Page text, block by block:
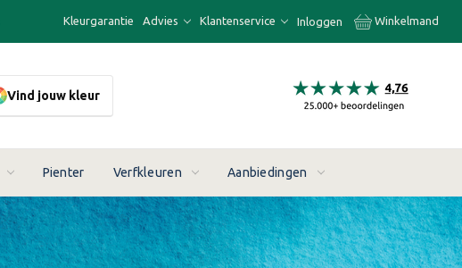
Kleurgarantie Advies Klantenservice Inloggen Winkelmand
Vind jouw kleur
Pienter Verfkleuren Aanbiedingen